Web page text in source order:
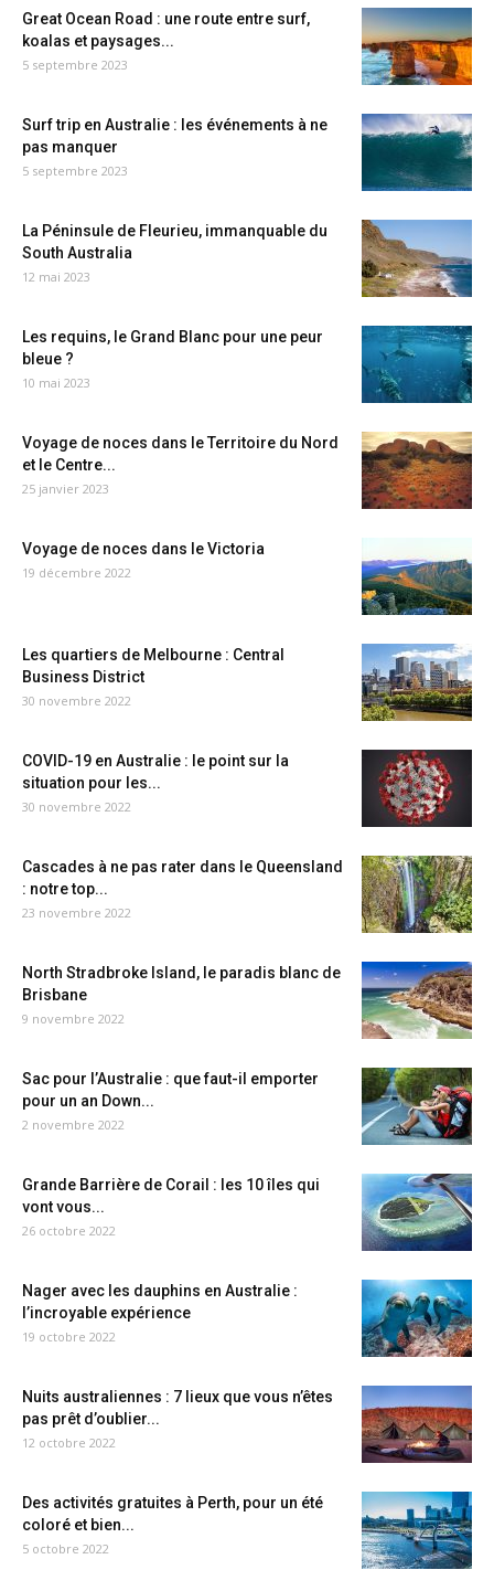
Great Ocean Road : une route entre surf,
koalas et paysages...
5 septembre 2023
Surf trip en Australie : les événements à ne
pas manquer
5 septembre 2023
La Péninsule de Fleurieu, immanquable du
South Australia
12 mai 2023
Les requins, le Grand Blanc pour une peur
bleue ?
10 mai 2023
Voyage de noces dans le Territoire du Nord
et le Centre...
25 janvier 2023
Voyage de noces dans le Victoria
19 décembre 2022
Les quartiers de Melbourne : Central
Business District
30 novembre 2022
COVID-19 en Australie : le point sur la
situation pour les...
30 novembre 2022
Cascades à ne pas rater dans le Queensland
: notre top...
23 novembre 2022
North Stradbroke Island, le paradis blanc de
Brisbane
9 novembre 2022
Sac pour l’Australie : que faut-il emporter
pour un an Down...
2 novembre 2022
Grande Barrière de Corail : les 10 îles qui
vont vous...
26 octobre 2022
Nager avec les dauphins en Australie :
l’incroyable expérience
19 octobre 2022
Nuits australiennes : 7 lieux que vous n’êtes
pas prêt d’oublier...
12 octobre 2022
Des activités gratuites à Perth, pour un été
coloré et bien...
5 octobre 2022